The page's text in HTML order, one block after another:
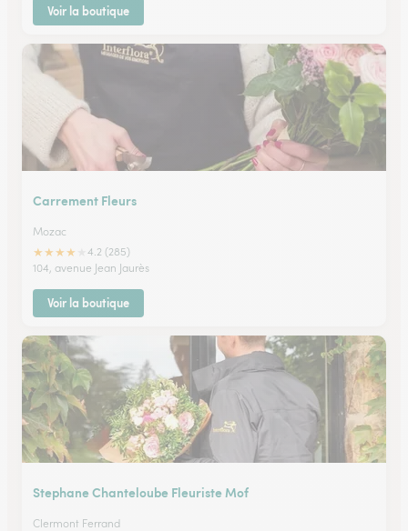
Voir la boutique
Carrement Fleurs
Mozac
★★★★
4.2 (285)
104, avenue Jean Jaurès
Voir la boutique
Stephane Chanteloube Fleuriste Mof
Clermont Ferrand